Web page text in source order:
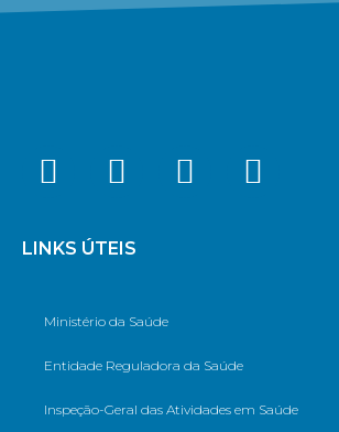
LINKS ÚTEIS
Ministério da Saúde
Entidade Reguladora da Saúde
Inspeção-Geral das Atividades em Saúde